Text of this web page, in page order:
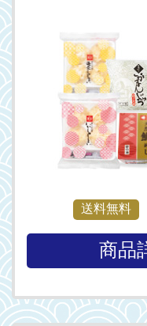
送料無料
商品